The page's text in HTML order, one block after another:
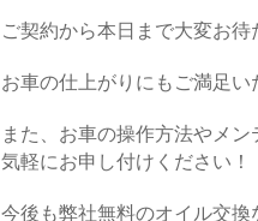
ご契約から本日まで大変お
お車の仕上がりにもご満足
また、お車の操作方法やメ
気軽にお申し付けください！
今後も弊社無料のオイル交